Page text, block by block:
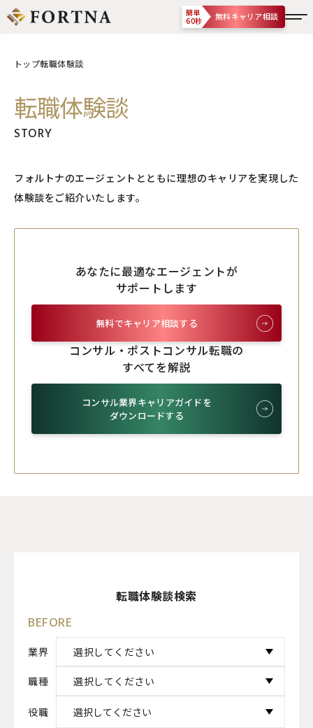
簡単
60秒
無料キャリア相談
トップ転職体験談
転職体験談
STORY
フォルトナのエージェントとともに理想のキャリアを実現した
体験談をご紹介いたします。
あなたに最適なエージェントが
サポートします
無料でキャリア相談する
コンサル・ポストコンサル転職の
すべてを解説
コンサル業界キャリアガイドを
ダウンロードする
転職体験談検索
BEFORE
業界 選択してください
職種 選択してください
役職